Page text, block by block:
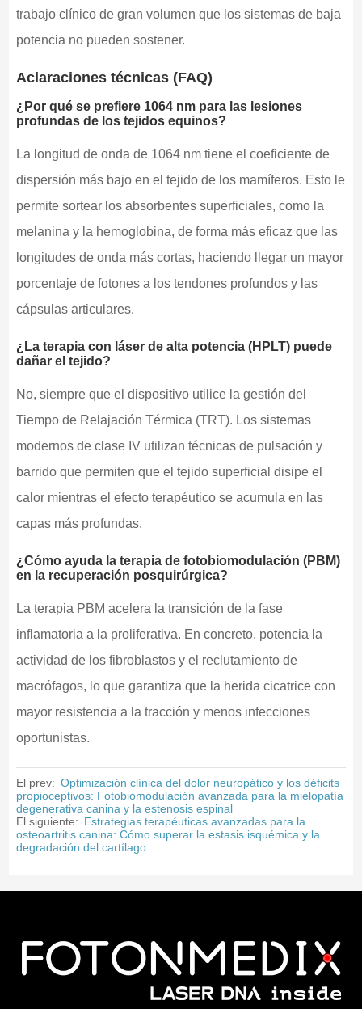
trabajo clínico de gran volumen que los sistemas de baja
potencia no pueden sostener.
Aclaraciones técnicas (FAQ)
¿Por qué se prefiere 1064 nm para las lesiones
profundas de los tejidos equinos?
La longitud de onda de 1064 nm tiene el coeficiente de
dispersión más bajo en el tejido de los mamíferos. Esto le
permite sortear los absorbentes superficiales, como la
melanina y la hemoglobina, de forma más eficaz que las
longitudes de onda más cortas, haciendo llegar un mayor
porcentaje de fotones a los tendones profundos y las
cápsulas articulares.
¿La terapia con láser de alta potencia (HPLT) puede
dañar el tejido?
No, siempre que el dispositivo utilice la gestión del
Tiempo de Relajación Térmica (TRT). Los sistemas
modernos de clase IV utilizan técnicas de pulsación y
barrido que permiten que el tejido superficial disipe el
calor mientras el efecto terapéutico se acumula en las
capas más profundas.
¿Cómo ayuda la terapia de fotobiomodulación (PBM)
en la recuperación posquirúrgica?
La terapia PBM acelera la transición de la fase
inflamatoria a la proliferativa. En concreto, potencia la
actividad de los fibroblastos y el reclutamiento de
macrófagos, lo que garantiza que la herida cicatrice con
mayor resistencia a la tracción y menos infecciones
oportunistas.
El prev: Optimización clínica del dolor neuropático y los déficits
propioceptivos: Fotobiomodulación avanzada para la mielopatía
degenerativa canina y la estenosis espinal
El siguiente: Estrategias terapéuticas avanzadas para la
osteoartritis canina: Cómo superar la estasis isquémica y la
degradación del cartílago